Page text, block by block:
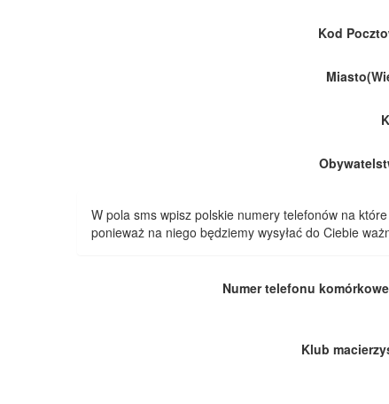
Kod
W pola sms wpisz polskie numery telefonów na
ponieważ na niego będziemy wysyłać do Ciebie
Numer telefonu
Klub